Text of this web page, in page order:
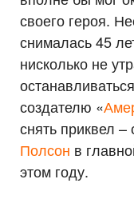
своего героя.
снималась 45
нисколько не
создателю «
снять приквел
Полсон в
этом году.